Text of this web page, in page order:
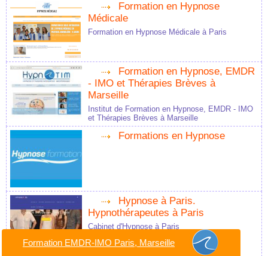
Formation en Hypnose
Médicale
Formation en Hypnose Médicale à Paris
Formation en Hypnose, EMDR
- IMO et Thérapies Brèves à
Marseille
Institut de Formation en Hypnose, EMDR - IMO
et Thérapies Brèves à Marseille
Formations en Hypnose
Hypnose à Paris.
Hypnothérapeutes à Paris
Cabinet d'Hypnose à Paris
Formation EMDR-IMO Paris, Marseille